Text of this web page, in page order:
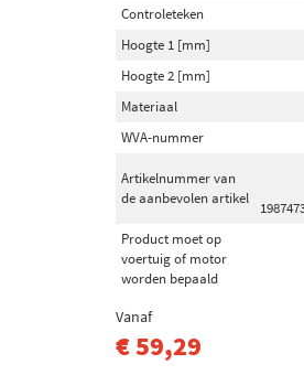
Controleteken
Hoogte 1 [mm]
Hoogte 2 [mm]
Materiaal
WVA-nummer
Artikelnummer van
de aanbevolen artikel
Product moet op
voertuig of motor
worden bepaald
Vanaf
€ 59,29